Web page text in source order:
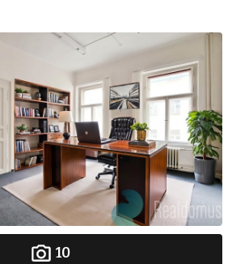
10